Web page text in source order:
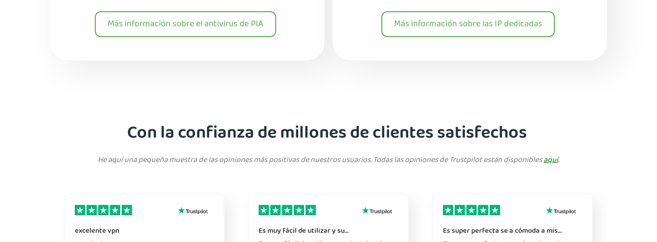
Más información sobre el antivirus de PIA Más información sobre las IP dedicadas
Con la confianza de millones de clientes satisfechos
He aquí una pequeña muestra de las opiniones más positivas de nuestros usuarios. Todas las opiniones de Trustpilot están disponiblesaquí.
excelente vpn Es muy fácil de utilizar y su… Es super perfecta se a cómoda a mis…